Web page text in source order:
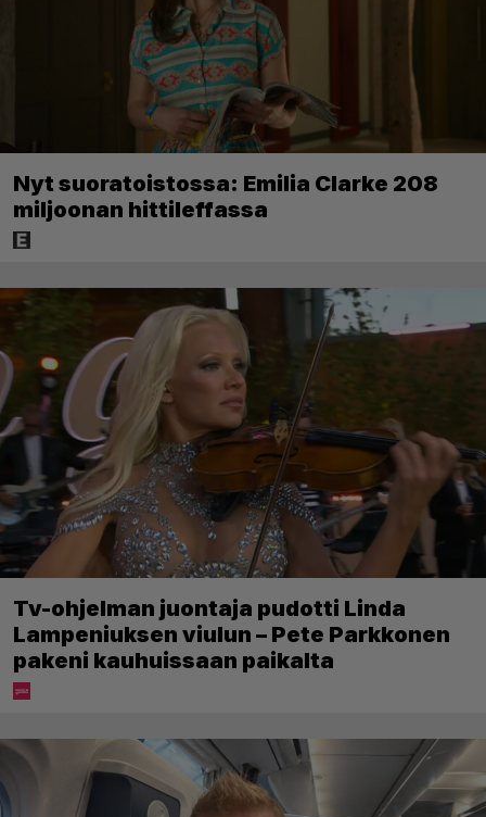
Nyt suoratoistossa: Emilia Clarke 208
miljoonan hittileffassa
Tv-ohjelman juontaja pudotti Linda
Lampeniuksen viulun – Pete Parkkonen
pakeni kauhuissaan paikalta